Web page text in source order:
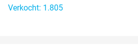
Verkocht: 1.805